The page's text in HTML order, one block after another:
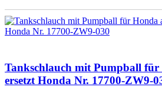
Tankschlauch mit Pumpball
ersetzt Honda Nr. 17700-ZW9-